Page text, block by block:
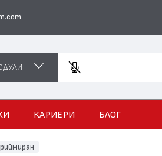
КАРИЕРИ БЛОГ